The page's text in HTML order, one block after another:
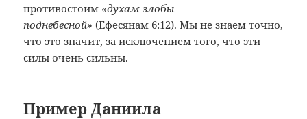
противостоим «духам злобы
поднебесной» (Ефесянам 6:12). Мы не знаем точно,
что это значит, за исключением того, что эти
силы очень сильны.
Пример Даниила